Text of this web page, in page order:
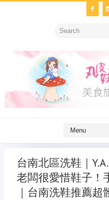
台南北區洗鞋｜
老闆很愛惜鞋子！
｜台南洗鞋推薦